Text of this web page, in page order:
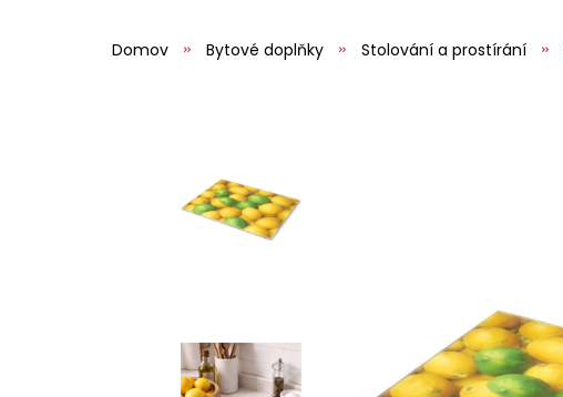
Domov Bytové doplňky Stolování a prostírání